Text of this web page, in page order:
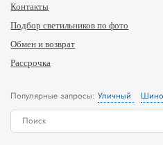
Контакты
Подбор светильников по фото
Обмен и возврат
Рассрочка
Популярные запросы:Уличный